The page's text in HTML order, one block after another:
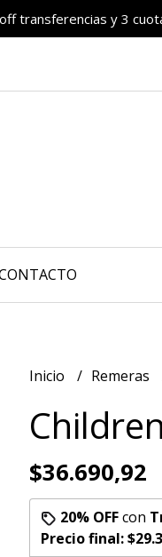
transferencias y 3
Inicio Remeras
$36.690,92
20% OFFcon
Precio final: